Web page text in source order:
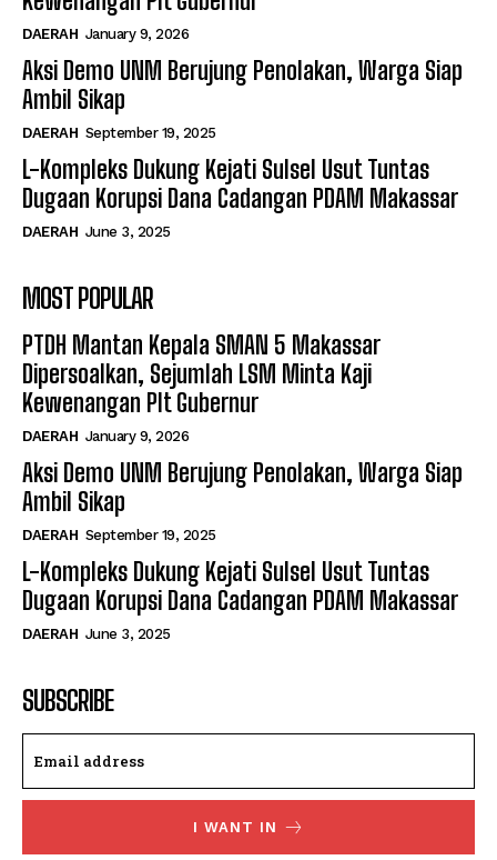
DAERAH January 9, 2026
Aksi Demo UNM Berujung Penolakan, Warga Siap
Ambil Sikap
DAERAH September 19, 2025
L-Kompleks Dukung Kejati Sulsel Usut Tuntas
Dugaan Korupsi Dana Cadangan PDAM Makassar
DAERAH June 3, 2025
MOST POPULAR
PTDH Mantan Kepala SMAN 5 Makassar
Dipersoalkan, Sejumlah LSM Minta Kaji
Kewenangan Plt Gubernur
DAERAH January 9, 2026
Aksi Demo UNM Berujung Penolakan, Warga Siap
Ambil Sikap
DAERAH September 19, 2025
L-Kompleks Dukung Kejati Sulsel Usut Tuntas
Dugaan Korupsi Dana Cadangan PDAM Makassar
DAERAH June 3, 2025
SUBSCRIBE
I WANT IN